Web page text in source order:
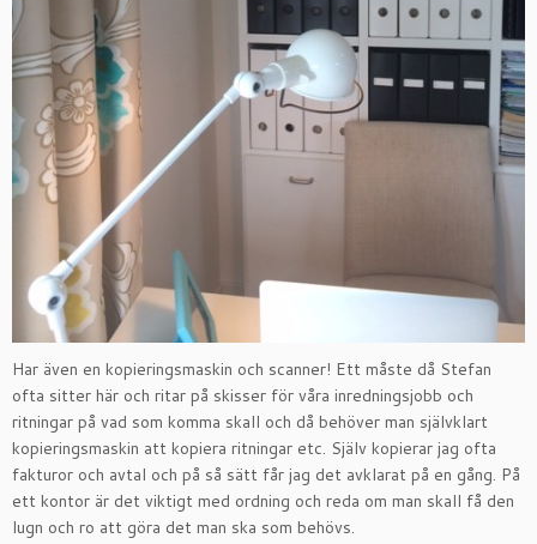
Har även en kopieringsmaskin och scanner! Ett måste då Stefan
ofta sitter här och ritar på skisser för våra inredningsjobb och
ritningar på vad som komma skall och då behöver man självklart
kopieringsmaskin att kopiera ritningar etc. Själv kopierar jag ofta
fakturor och avtal och på så sätt får jag det avklarat på en gång. På
ett kontor är det viktigt med ordning och reda om man skall få den
lugn och ro att göra det man ska som behövs.